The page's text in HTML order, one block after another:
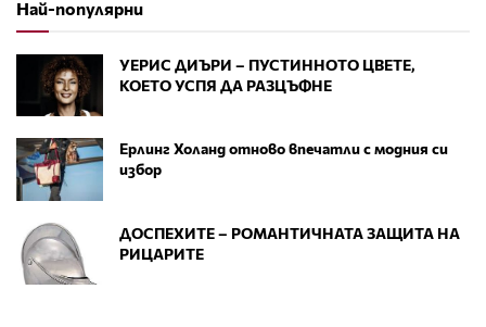
Най-популярни
УЕРИС ДИЪРИ – ПУСТИННОТО ЦВЕТЕ,
КОЕТО УСПЯ ДА РАЗЦЪФНЕ
Ерлинг Холанд отново впечатли с модния си
избор
ДОСПЕХИТЕ – РОМАНТИЧНАТА ЗАЩИТА НА
РИЦАРИТЕ